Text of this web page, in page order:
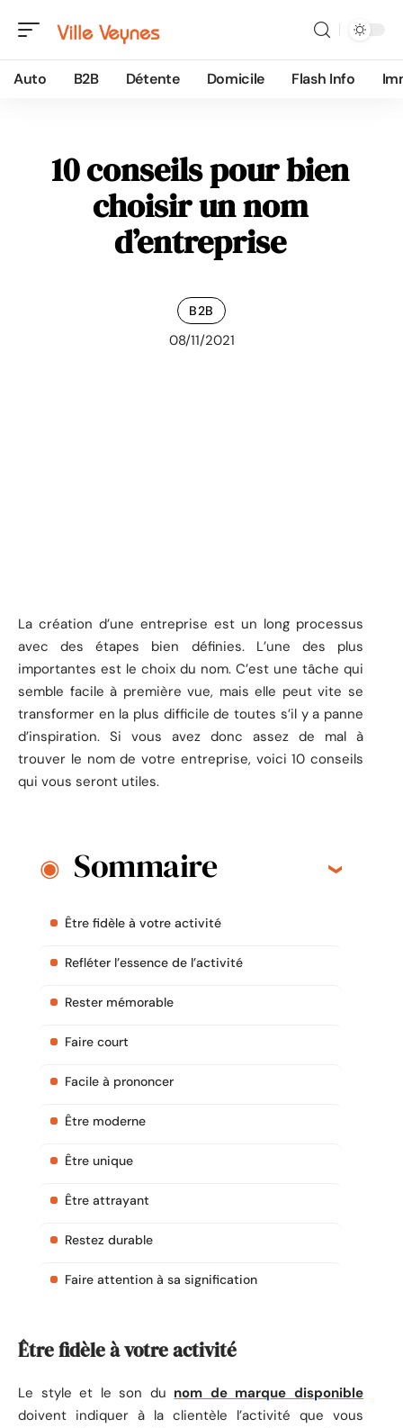
Auto B2B Détente Domicile Flash Info
10 conseils pour bien
choisir un nom
d’entreprise
B2B
08/11/2021
La création d’une entreprise est un long processus
avec des étapes bien définies. L’une des plus
importantes est le choix du nom. C’est une tâche qui
semble facile à première vue, mais elle peut vite se
transformer en la plus difficile de toutes s’il y a panne
d’inspiration. Si vous avez donc assez de mal à
trouver le nom de votre entreprise, voici 10 conseils
qui vous seront utiles.
Sommaire
Être fidèle à votre activité
Refléter l’essence de l’activité
Rester mémorable
Faire court
Facile à prononcer
Être moderne
Être unique
Être attrayant
Restez durable
Faire attention à sa signification
Être fidèle à votre activité
Le style et le son du nom de marque disponible
doivent indiquer à la clientèle l’activité que vous